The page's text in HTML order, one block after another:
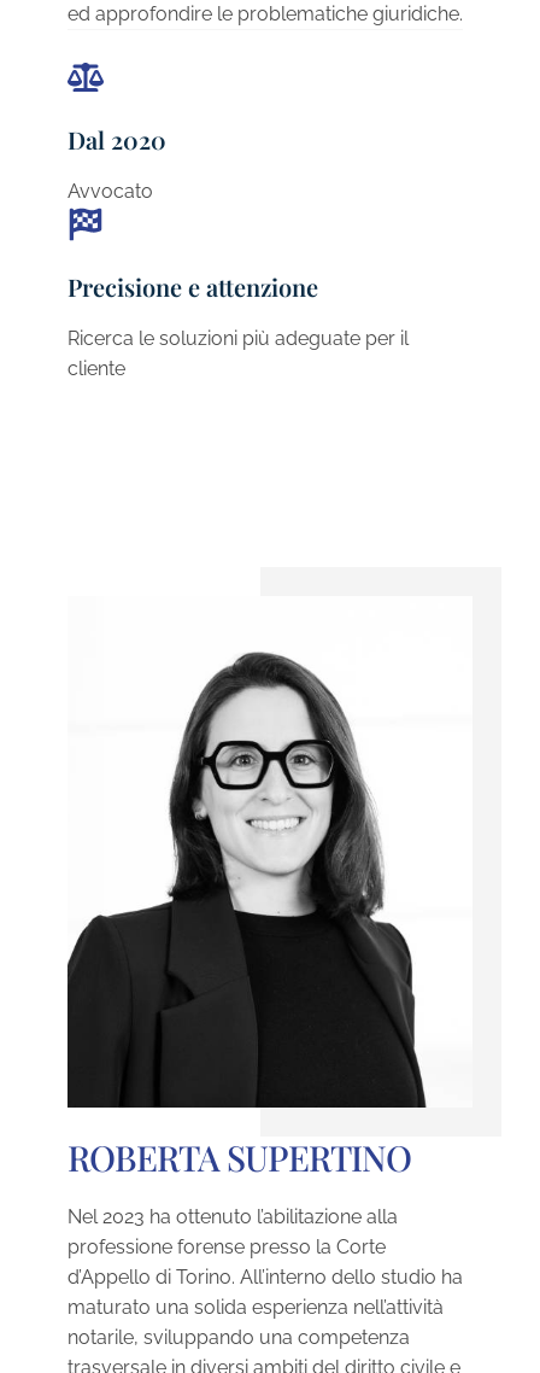
ed approfondire le problematiche giuridiche.
Dal 2020
Avvocato
Precisione e attenzione
Ricerca le soluzioni più adeguate per il
cliente
ROBERTA SUPERTINO
Nel 2023 ha ottenuto l’abilitazione alla
professione forense presso la Corte
d’Appello di Torino. All’interno dello studio ha
maturato una solida esperienza nell’attività
notarile, sviluppando una competenza
trasversale in diversi ambiti del diritto civile e